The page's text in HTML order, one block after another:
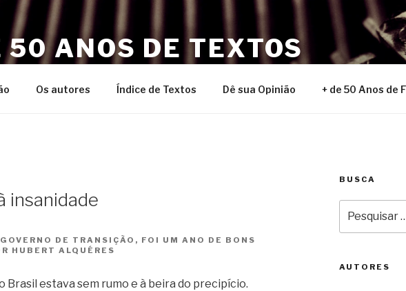
50 ANOS DE TEXTOS
Os autores Índice de Textos Dê sua Opinião + de 50 Anos de
insanidade
DE TRANSIÇÃO, FOI UM ANO DE BONS
HUBERT ALQUÉRES
Brasil estava sem rumo e à beira do precipício.
BUSCA
por:
AUTORES